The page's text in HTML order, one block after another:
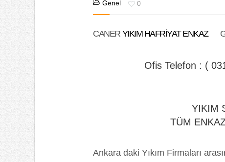
Genel 0
CANER YIKIM HAFRİYAT ENKAZ
Ofis Telefon : (
YIKIM
TÜM
Ankara daki Yıkım Firmaları